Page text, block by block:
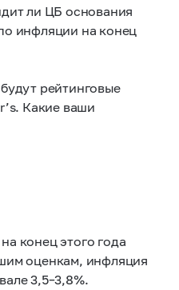
ли ЦБ основания
инфляции на конец
рейтинговые
Какие ваши
конец этого года
оценкам, инфляция
3,5–3,8%.